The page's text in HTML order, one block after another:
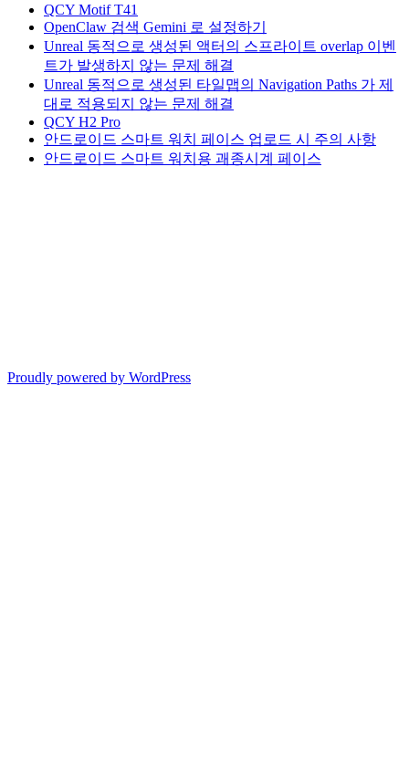
QCY Motif T41
OpenClaw 검색 Gemini 로 설정하기
Unreal 동적으로 생성된 액터의 스프라이트 overlap 이벤
트가 발생하지 않는 문제 해결
Unreal 동적으로 생성된 타일맵의 Navigation Paths 가 제
대로 적용되지 않는 문제 해결
QCY H2 Pro
안드로이드 스마트 워치 페이스 업로드 시 주의 사항
안드로이드 스마트 워치용 괘종시계 페이스
Proudly powered by WordPress